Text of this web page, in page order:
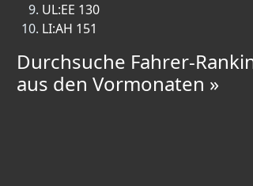
UL:EE 130
LI:AH 151
Durchsuche Fahrer-
aus den Vormonaten »